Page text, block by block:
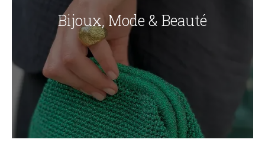
Bijoux, Mode & Beauté